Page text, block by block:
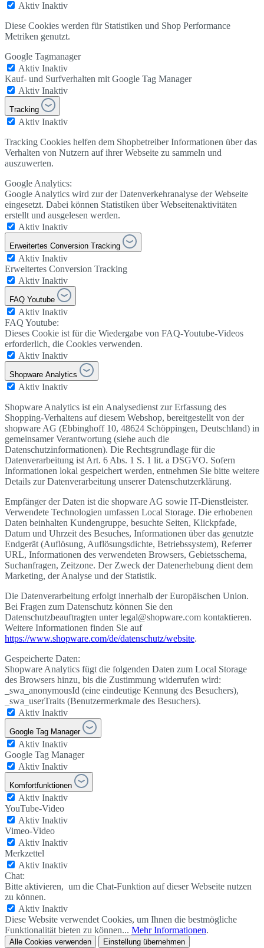
Aktiv Inaktiv
Diese Cookies werden für Statistiken und Shop Performance
Metriken genutzt.
Google Tagmanager
Aktiv Inaktiv
Kauf- und Surfverhalten mit Google Tag Manager
Aktiv Inaktiv
Tracking
Aktiv Inaktiv
Tracking Cookies helfen dem Shopbetreiber Informationen über das
Verhalten von Nutzern auf ihrer Webseite zu sammeln und
auszuwerten.
Google Analytics:
Google Analytics wird zur der Datenverkehranalyse der Webseite
eingesetzt. Dabei können Statistiken über Webseitenaktivitäten
erstellt und ausgelesen werden.
Aktiv Inaktiv
Erweitertes Conversion Tracking
Aktiv Inaktiv
Erweitertes Conversion Tracking
Aktiv Inaktiv
FAQ Youtube
Aktiv Inaktiv
FAQ Youtube:
Dieses Cookie ist für die Wiedergabe von FAQ-Youtube-Videos
erforderlich, die Cookies verwenden.
Aktiv Inaktiv
Shopware Analytics
Aktiv Inaktiv
Shopware Analytics ist ein Analysedienst zur Erfassung des
Shopping-Verhaltens auf diesem Webshop, bereitgestellt von der
shopware AG (Ebbinghoff 10, 48624 Schöppingen, Deutschland) in
gemeinsamer Verantwortung (siehe auch die
Datenschutzinformationen). Die Rechtsgrundlage für die
Datenverarbeitung ist Art. 6 Abs. 1 S. 1 lit. a DSGVO. Sofern
Informationen lokal gespeichert werden, entnehmen Sie bitte weitere
Details zur Datenverarbeitung unserer Datenschutzerklärung.
Empfänger der Daten ist die shopware AG sowie IT-Dienstleister.
Verwendete Technologien umfassen Local Storage. Die erhobenen
Daten beinhalten Kundengruppe, besuchte Seiten, Klickpfade,
Datum und Uhrzeit des Besuches, Informationen über das genutzte
Endgerät (Auflösung, Auflösungsdichte, Betriebssystem), Referrer
URL, Informationen des verwendeten Browsers, Gebietsschema,
Suchanfragen, Zeitzone. Der Zweck der Datenerhebung dient dem
Marketing, der Analyse und der Statistik.
Die Datenverarbeitung erfolgt innerhalb der Europäischen Union.
Bei Fragen zum Datenschutz können Sie den
Datenschutzbeauftragten unter legal@shopware.com kontaktieren.
Weitere Informationen finden Sie auf
https://www.shopware.com/de/datenschutz/website.
Gespeicherte Daten:
Shopware Analytics fügt die folgenden Daten zum Local Storage
des Browsers hinzu, bis die Zustimmung widerrufen wird:
_swa_anonymousId (eine eindeutige Kennung des Besuchers),
_swa_userTraits (Benutzermerkmale des Besuchers).
Aktiv Inaktiv
Google Tag Manager
Aktiv Inaktiv
Google Tag Manager
Aktiv Inaktiv
Komfortfunktionen
Aktiv Inaktiv
YouTube-Video
Aktiv Inaktiv
Vimeo-Video
Aktiv Inaktiv
Merkzettel
Aktiv Inaktiv
Chat:
Bitte aktivieren, um die Chat-Funktion auf dieser Webseite nutzen
zu können.
Aktiv Inaktiv
Diese Website verwendet Cookies, um Ihnen die bestmögliche
Funktionalität bieten zu können... Mehr Informationen.
Alle Cookies verwenden Einstellung übernehmen